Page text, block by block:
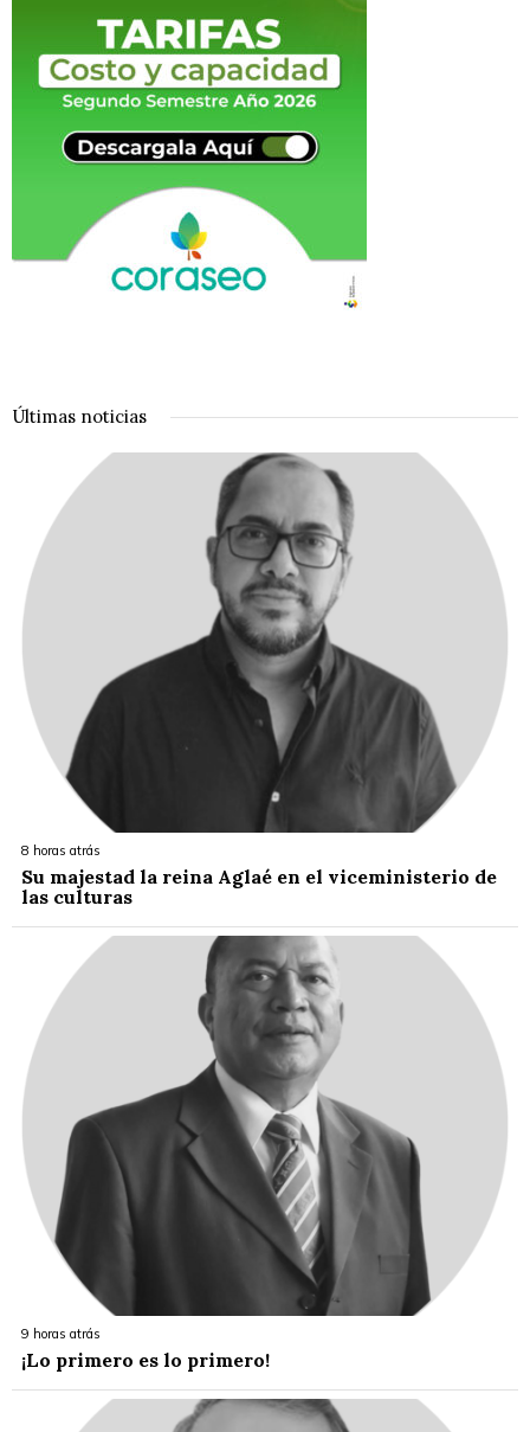
Últimas noticias
8 horas atrás
Su majestad la reina Aglaé en el viceministerio de
las culturas
9 horas atrás
¡Lo primero es lo primero!